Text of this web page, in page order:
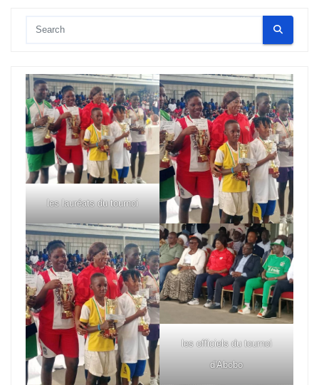
les lauréats du tournoi
les officiels du tournoi
d'Abobo